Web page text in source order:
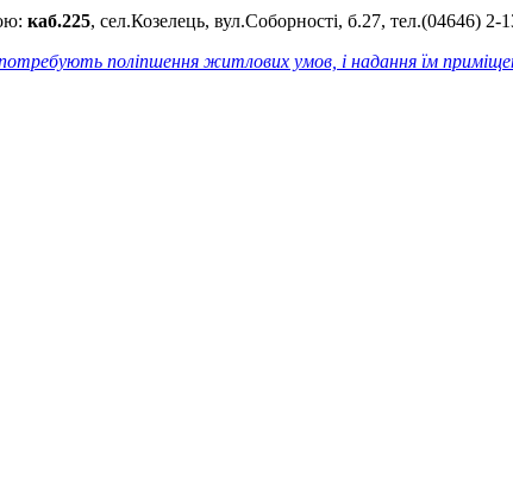
каб.225, сел.Козелець, вул.Соборності, б.27, тел.(04646) 2-
потребують поліпшення житлових умов, і надання їм